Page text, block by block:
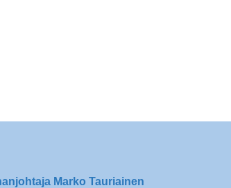
Marko Tauriainen